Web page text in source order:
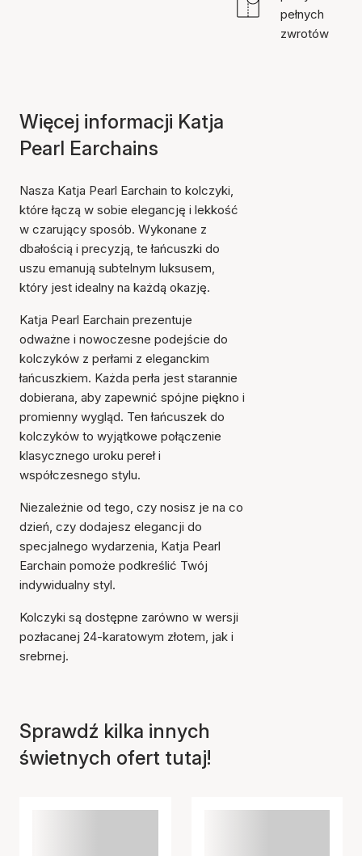
Przedmiot został dodany
pełnych
zwrotów
Więcej informacji Katja
Pearl Earchains
Nasza Katja Pearl Earchain to kolczyki,
które łączą w sobie elegancję i lekkość
w czarujący sposób. Wykonane z
dbałością i precyzją, te łańcuszki do
uszu emanują subtelnym luksusem,
który jest idealny na każdą okazję.
Katja Pearl Earchain prezentuje
odważne i nowoczesne podejście do
kolczyków z perłami z eleganckim
łańcuszkiem. Każda perła jest starannie
dobierana, aby zapewnić spójne piękno i
promienny wygląd. Ten łańcuszek do
kolczyków to wyjątkowe połączenie
klasycznego uroku pereł i
współczesnego stylu.
Niezależnie od tego, czy nosisz je na co
dzień, czy dodajesz elegancji do
specjalnego wydarzenia, Katja Pearl
Earchain pomoże podkreślić Twój
indywidualny styl.
Kolczyki są dostępne zarówno w wersji
pozłacanej 24-karatowym złotem, jak i
srebrnej.
Sprawdź kilka innych
świetnych ofert tutaj!